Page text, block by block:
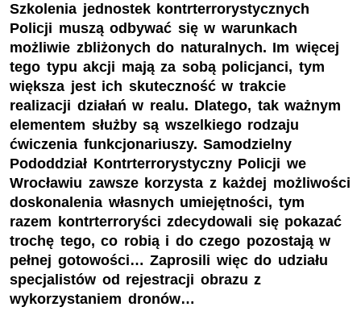
Szkolenia jednostek kontrterrorystycznych
Policji muszą odbywać się w warunkach
możliwie zbliżonych do naturalnych. Im więcej
tego typu akcji mają za sobą policjanci, tym
większa jest ich skuteczność w trakcie
realizacji działań w realu. Dlatego, tak ważnym
elementem służby są wszelkiego rodzaju
ćwiczenia funkcjonariuszy. Samodzielny
Pododdział Kontrterrorystyczny Policji we
Wrocławiu zawsze korzysta z każdej możliwości
doskonalenia własnych umiejętności, tym
razem kontrterroryści zdecydowali się pokazać
trochę tego, co robią i do czego pozostają w
pełnej gotowości… Zaprosili więc do udziału
specjalistów od rejestracji obrazu z
wykorzystaniem dronów…